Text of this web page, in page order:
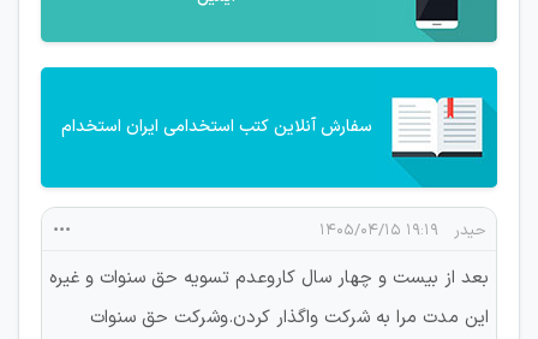
سفارش آنلاین کتب استخدامی ایران استخدام
حیدر ۱۹:۱۹ ۱۴۰۵/۰۴/۱۵
بعد از بیست و چهار سال کاروعدم تسویه حق سنوات و غیره
این مدت مرا به شرکت واگذار کردن.وشرکت حق سنوات